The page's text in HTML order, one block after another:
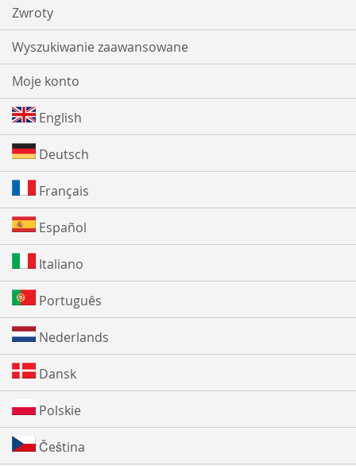
Zwroty
Wyszukiwanie zaawansowane
Moje konto
English
Deutsch
Français
Español
Italiano
Português
Nederlands
Dansk
Polskie
Čeština